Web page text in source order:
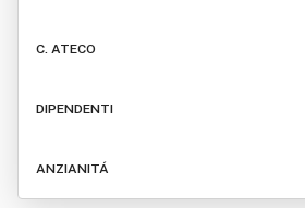
C. ATECO
DIPENDENTI
ANZIANITÁ